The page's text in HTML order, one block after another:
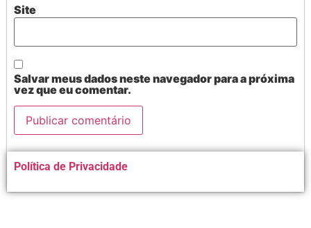
Site
Salvar meus dados neste navegador para a próxima
vez que eu comentar.
Alternative:
Política de Privacidade